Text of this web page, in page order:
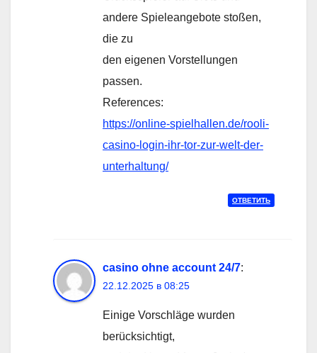
andere Spieleangebote stoßen,
die zu
den eigenen Vorstellungen
passen.
References:
https://online-spielhallen.de/rooli-
casino-login-ihr-tor-zur-welt-der-
unterhaltung/
ОТВЕТИТЬ
casino ohne account 24/7:
22.12.2025 в 08:25
Einige Vorschläge wurden
berücksichtigt,